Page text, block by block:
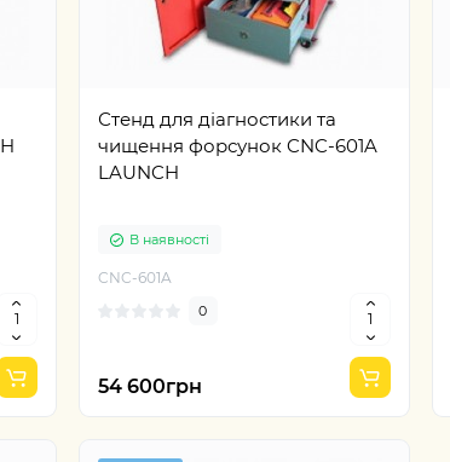
Стенд для діагностики та
чищення форсунок CNC-601A
LAUNCH
В наявності
CNC-601A
0
54 600грн